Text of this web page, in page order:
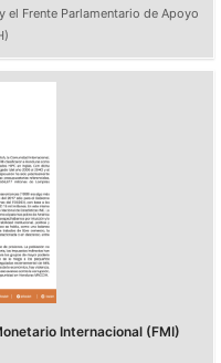
Frente Parlamentario de Apoyo
Internacional (FMI)